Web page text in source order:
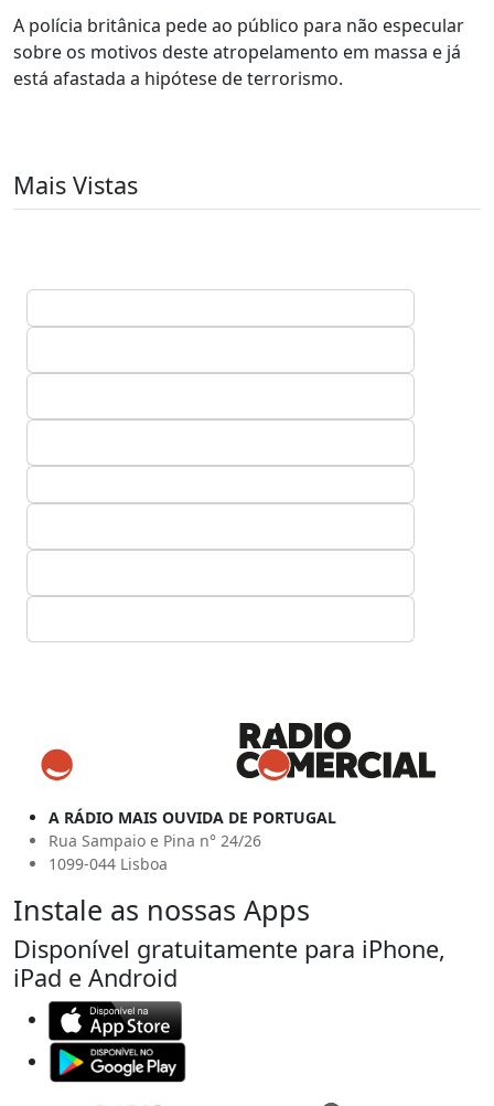
A polícia britânica pede ao público para não especular
sobre os motivos deste atropelamento em massa e já
está afastada a hipótese de terrorismo.
Mais Vistas
A RÁDIO MAIS OUVIDA DE PORTUGAL
Rua Sampaio e Pina n° 24/26
1099-044 Lisboa
Instale as nossas Apps
Disponível gratuitamente para iPhone,
iPad e Android